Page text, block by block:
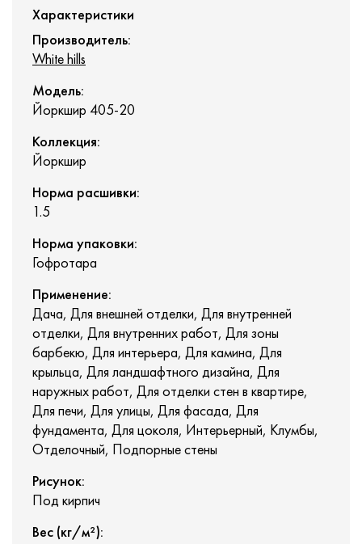
Характеристики
Производитель:
White hills
Модель:
Йоркшир 405-20
Коллекция:
Йоркшир
Норма расшивки:
1.5
Норма упаковки:
Гофротара
Применение:
Дача, Для внешней отделки, Для внутренней
отделки, Для внутренних работ, Для зоны
барбекю, Для интерьера, Для камина, Для
крыльца, Для ландшафтного дизайна, Для
наружных работ, Для отделки стен в квартире,
Для печи, Для улицы, Для фасада, Для
фундамента, Для цоколя, Интерьерный, Клумбы,
Отделочный, Подпорные стены
Рисунок:
Под кирпич
Вес (кг/м²):